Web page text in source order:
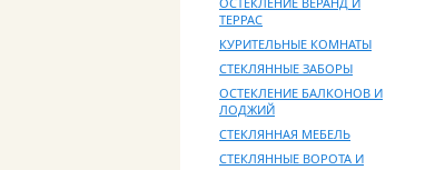
ТЕРРАС
КУРИТЕЛЬНЫЕ КОМНАТЫ
СТЕКЛЯННЫЕ ЗАБОРЫ
ОСТЕКЛЕНИЕ БАЛКОНОВ И
ЛОДЖИЙ
СТЕКЛЯННАЯ МЕБЕЛЬ
СТЕКЛЯННЫЕ ВОРОТА И